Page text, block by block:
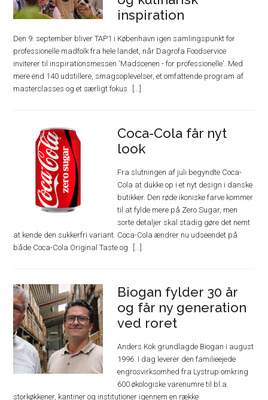
inspiration
Den 9. september bliver TAP1 i København igen samlingspunkt for
professionelle madfolk fra hele landet, når Dagrofa Foodservice
inviterer til inspirationsmessen 'Madscenen - for professionelle'. Med
mere end 140 udstillere, smagsoplevelser, et omfattende program af
masterclasses og et særligt fokus
Coca-Cola får nyt
look
Fra slutningen af juli begyndte Coca-
Cola at dukke op i et nyt design i danske
butikker. Den røde ikoniske farve kommer
til at fylde mere på Zero Sugar, men
sorte detaljer skal stadig gøre det nemt
at kende den sukkerfri variant. Coca-Cola ændrer nu udseendet på
både Coca-Cola Original Taste og
Biogan fylder 30 år
og får ny generation
ved roret
Anders Kok grundlagde Biogan i august
1996. I dag leverer den familieejede
engrosvirksomhed fra Lystrup omkring
600 økologiske varenumre til bl.a.
storkøkkener, kantiner og institutioner igennem en række